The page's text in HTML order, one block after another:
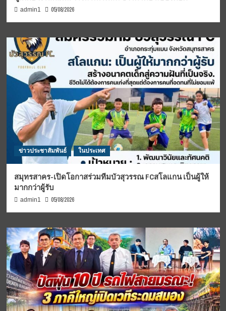
admin1 05/08/2026
ข่าวประชาสัมพันธ์ ในประเทศ
สมุทรสาคร-เปิดโอกาสร่วมทีมบัวสุวรรณ FCสโลแกน เป็นผู้ให้
มากกว่าผู้รับ
admin1 05/08/2026